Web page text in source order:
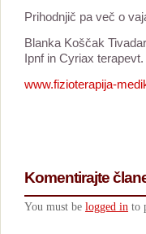
Prihodnjič pa več o
Blanka Koščak
Ipnf in Cyriax terapevt.
www.fizioterapija-
Komentirajte
You must be logged in to